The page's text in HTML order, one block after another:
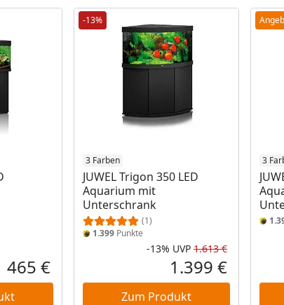
Aktueller Preis
465 €
-13%
3 Farben
JUWEL Trigon 350 LED
Aquarium mit
Unterschrank
(1)
1.399 Punkte
Rabatt in
-13% UVP 1.613 €
Aktueller
1.399 €
Zum Produkt
3